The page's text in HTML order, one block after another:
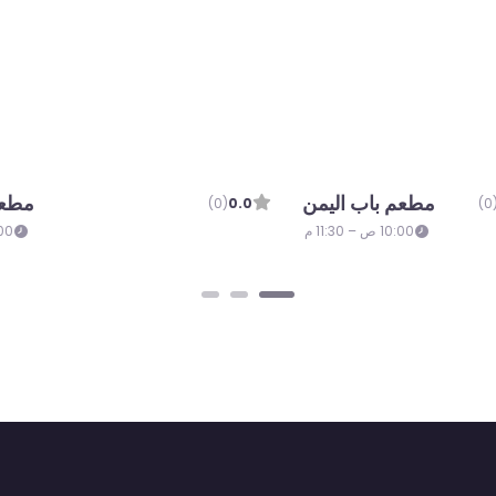
Slemani Grill
10:00 ص – 11:00 م